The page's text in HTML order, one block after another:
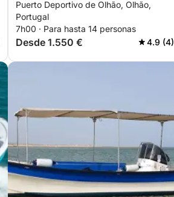
desiertas
Puerto Deportivo de Olhão, Olhão,
Portugal
7h00 · Para hasta 14 personas
Desde 1.550 € 4.9 (4)